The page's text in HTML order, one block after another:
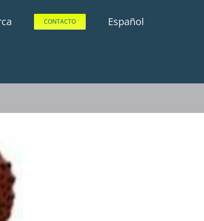
CONTACTO Español